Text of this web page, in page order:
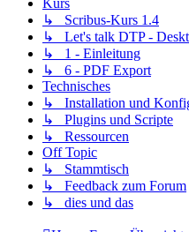
Kurs
↳ Scribus-Kurs 1.4
↳ Let's talk DTP -
↳ 1 - Einleitung
↳ 6 - PDF Export
Technisches
↳ Installation und
↳ Plugins und Scripte
↳ Ressourcen
Off Topic
↳ Stammtisch
↳ Feedback zum Forum
↳ dies und das